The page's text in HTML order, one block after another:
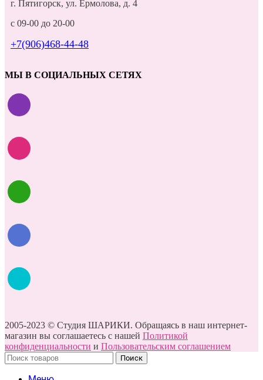
г. Пятигорск, ул. Ермолова, д. 4
с 09-00 до 20-00
+7(906)468-44-48
МЫ В СОЦИАЛЬНЫХ СЕТЯХ
2005-2023 © Студия ШАРИКИ. Обращаясь в наш интернет-
магазин вы соглашаетесь с нашей Политикой
конфиденциальности и Пользовательским соглашением
Поиск